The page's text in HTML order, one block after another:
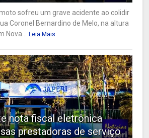
sofreu um grave acidente ao colidir
Coronel Bernardino de Melo, na altura
Nova...
Leia Mais
nota fiscal eletrônica
prestadoras de serviço